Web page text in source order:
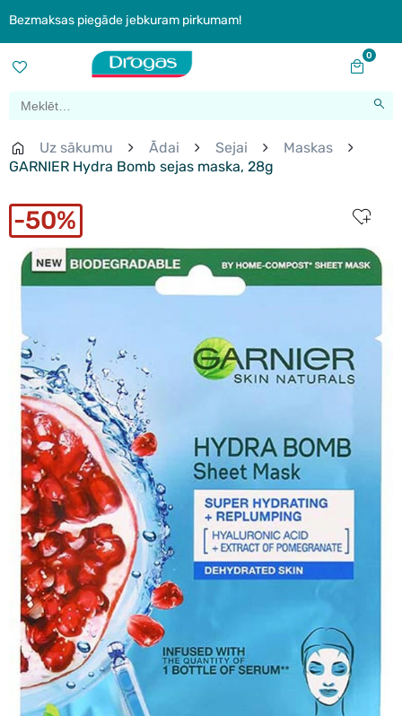
Bezmaksas piegāde jebkuram pirkumam!
0
Uz sākumu Ādai Sejai
Maskas
GARNIER Hydra Bomb sejas maska, 28g
50%